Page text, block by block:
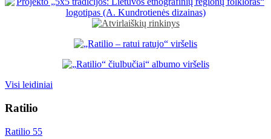
Visi leidiniai
Ratilio
Ratilio 55